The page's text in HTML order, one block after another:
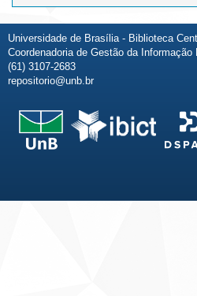
Universidade de Brasília - Biblioteca
Coordenadoria de Gestão da Informação
(61) 3107-2683
repositorio@unb.br